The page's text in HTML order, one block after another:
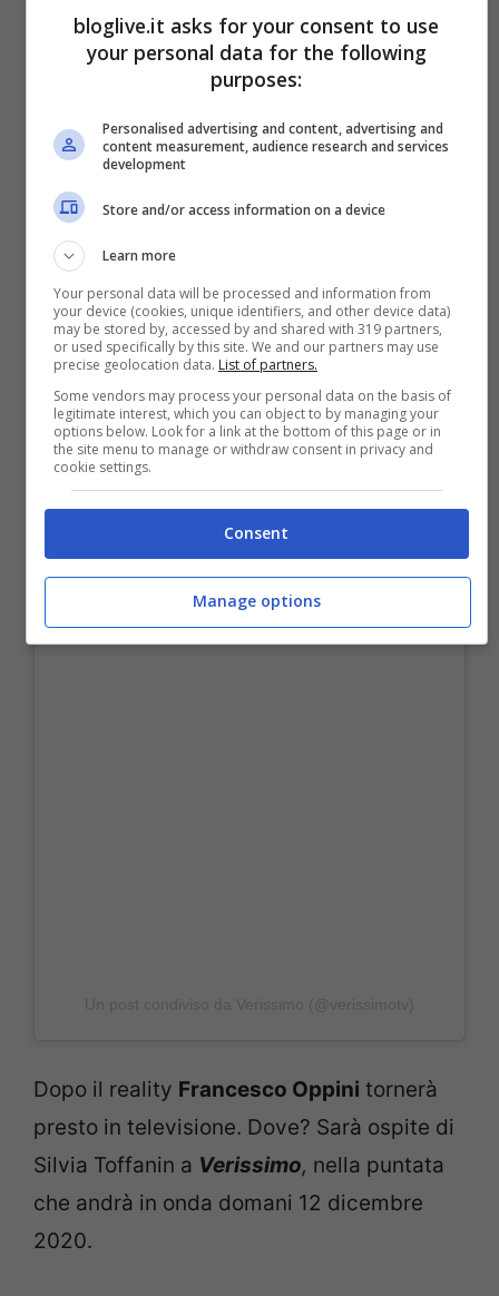
Visualizza questo post su Instagram
Dopo il reality Francesco Oppini tornerà
presto in televisione. Dove? Sarà ospite di
Silvia Toffanin a Verissimo, nella puntata
che andrà in onda domani 12 dicembre
2020.
bloglive.it asks for your consent to use
your personal data for the following
purposes:
Personalised advertising and content, advertising and
content measurement, audience research and services
development
Store and/or access information on a device
Learn more
Your personal data will be processed and information from
your device (cookies, unique identifiers, and other device data)
may be stored by, accessed by and shared with 319 partners,
or used specifically by this site. We and our partners may use
precise geolocation data. List of partners.
Some vendors may process your personal data on the basis of
legitimate interest, which you can object to by managing your
options below. Look for a link at the bottom of this page or in
the site menu to manage or withdraw consent in privacy and
cookie settings.
Consent
Manage options